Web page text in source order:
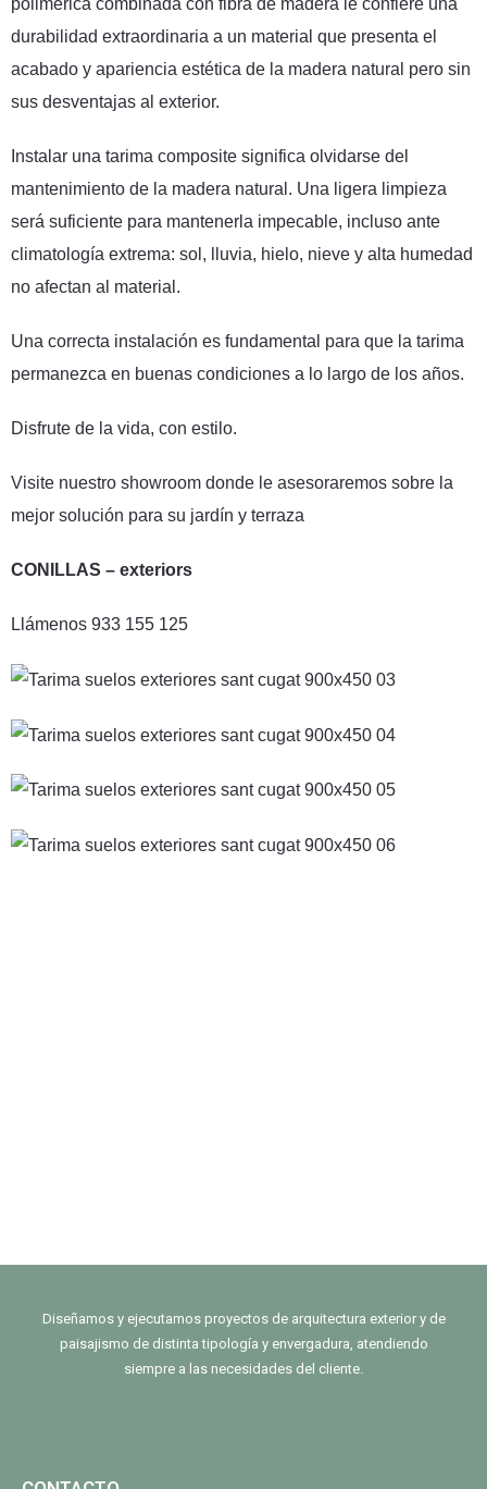
polimérica combinada con fibra de madera le confiere una
durabilidad extraordinaria a un material que presenta el
acabado y apariencia estética de la madera natural pero sin
sus desventajas al exterior.
Instalar una tarima composite significa olvidarse del
mantenimiento de la madera natural. Una ligera limpieza
será suficiente para mantenerla impecable, incluso ante
climatología extrema: sol, lluvia, hielo, nieve y alta humedad
no afectan al material.
Una correcta instalación es fundamental para que la tarima
permanezca en buenas condiciones a lo largo de los años.
Disfrute de la vida, con estilo.
Visite nuestro showroom donde le asesoraremos sobre la
mejor solución para su jardín y terraza
CONILLAS – exteriors
Llámenos 933 155 125
Diseñamos y ejecutamos proyectos de arquitectura exterior y de
paisajismo de distinta tipología y envergadura, atendiendo
siempre a las necesidades del cliente.